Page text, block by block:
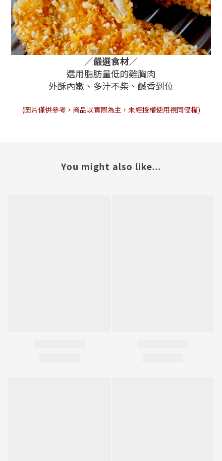
／嚴選食材／
選用脂肪量低的雞胸肉
外酥內嫩、多汁不柴、鹹香到位
(圖片僅供參考，商品以實際為主，未經授權使用視同侵權)
You might also like...